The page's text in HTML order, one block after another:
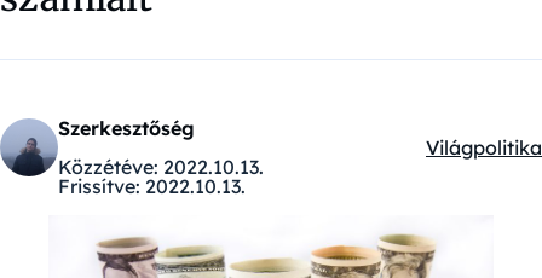
Szerkesztőség
Közzétéve: 2022.10.13.
Frissítve: 2022.10.13.
Kategóriák:
Világpolitika